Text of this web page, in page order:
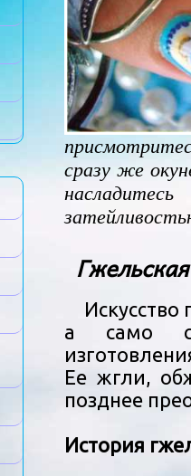
сразу же
Искусство
а само
Ее жгли,
позднее
История